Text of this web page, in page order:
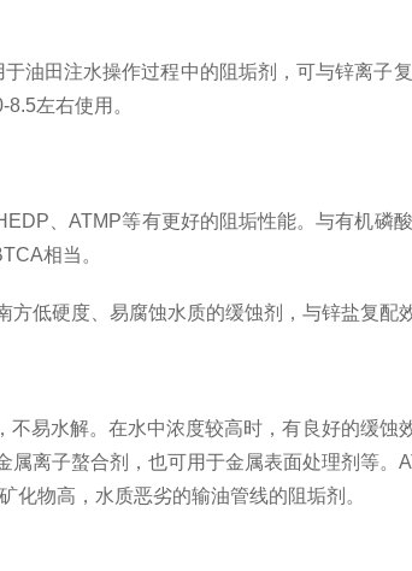
油田注水操作过程中的阻垢剂，可与锌离子
左右使用。
、ATMP等有更好的阻垢性能。与有机磷
相当。
低硬度、易腐蚀水质的缓蚀剂，与锌盐复配
易水解。在水中浓度较高时，有良好的缓蚀
离子螯合剂，也可用于金属表面处理剂等。
物高，水质恶劣的输油管线的阻垢剂。